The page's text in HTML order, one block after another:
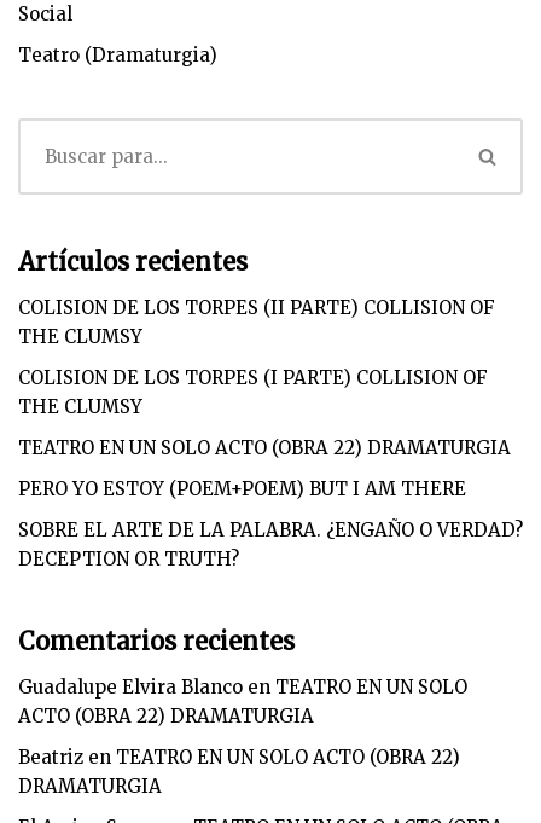
Social
Teatro (Dramaturgia)
Artículos recientes
COLISION DE LOS TORPES (II PARTE) COLLISION OF
THE CLUMSY
COLISION DE LOS TORPES (I PARTE) COLLISION OF
THE CLUMSY
TEATRO EN UN SOLO ACTO (OBRA 22) DRAMATURGIA
PERO YO ESTOY (POEM+POEM) BUT I AM THERE
SOBRE EL ARTE DE LA PALABRA. ¿ENGAÑO O VERDAD?
DECEPTION OR TRUTH?
Comentarios recientes
Guadalupe Elvira Blanco en TEATRO EN UN SOLO
ACTO (OBRA 22) DRAMATURGIA
Beatriz en TEATRO EN UN SOLO ACTO (OBRA 22)
DRAMATURGIA